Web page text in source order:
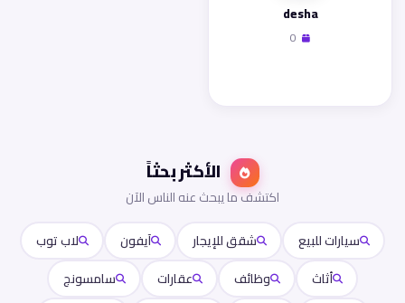
desha
الأكثر بحثاً
اكتشف ما يبحث عنه الناس الآن
سيارات للبيع
شقق للإيجار آيفون
لاب توب
أثاث
وظائف عقارات
سامسونج